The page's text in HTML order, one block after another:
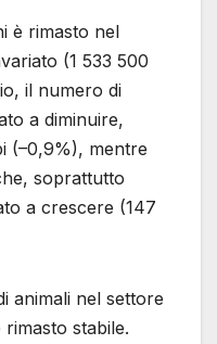
è rimasto nel
(1 533 500
il numero di
a diminuire,
(–0,9%), mentre
soprattutto
a crescere (147
animali nel settore
stabile.